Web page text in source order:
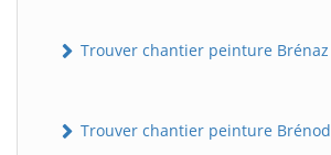
Trouver chantier peinture Brénaz
Trouver chantier peinture Brénod